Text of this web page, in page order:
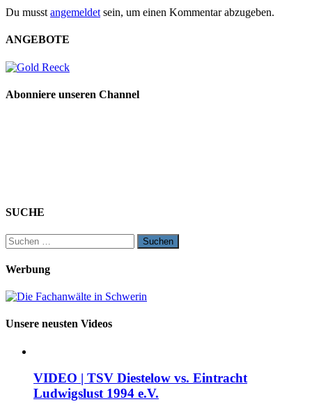
Du musst angemeldet sein, um einen Kommentar abzugeben.
ANGEBOTE
Abonniere unseren Channel
SUCHE
Suchen
nach:
Werbung
Unsere neusten Videos
VIDEO | TSV Diestelow vs. Eintracht
Ludwigslust 1994 e.V.